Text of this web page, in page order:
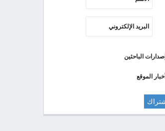
إصدارات الباحثين
أخبار الموقع